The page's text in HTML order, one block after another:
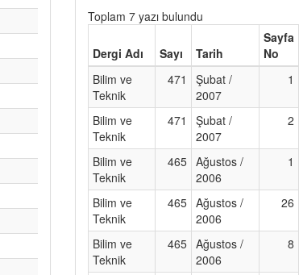
Toplam 7 yazı bulundu
Dergi Adı Sayı Tarih
Sayfa
No
Bilim ve
Teknik
471
Şubat /
2007
1
Bilim ve
Teknik
471
Şubat /
2007
2
Bilim ve
Teknik
465 Ağustos /
2006
1
Bilim ve
Teknik
465 Ağustos /
2006
26
Bilim ve
Teknik
465 Ağustos /
2006
8